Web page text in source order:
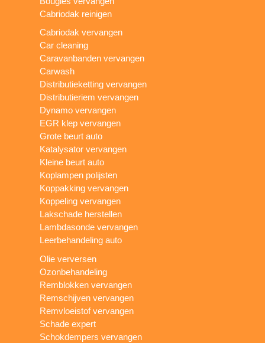
Cabriodak reinigen
Cabriodak vervangen
Car cleaning
Caravanbanden vervangen
Carwash
Distributieketting vervangen
Distributieriem vervangen
Dynamo vervangen
EGR klep vervangen
Grote beurt auto
Katalysator vervangen
Kleine beurt auto
Koplampen polijsten
Koppakking vervangen
Koppeling vervangen
Lakschade herstellen
Lambdasonde vervangen
Leerbehandeling auto
Olie verversen
Ozonbehandeling
Remblokken vervangen
Remschijven vervangen
Remvloeistof vervangen
Schade expert
Schokdempers vervangen